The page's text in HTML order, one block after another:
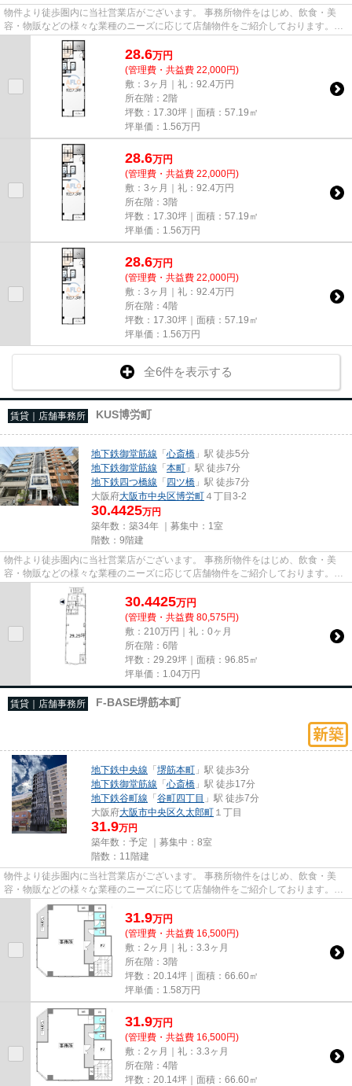
物件より徒歩圏内に当社営業店がございます。 事務所物件をはじめ、飲食・美
容・物販などの様々な業種のニーズに応じて店舗物件をご紹介しております。
尚、弊社ではおとり広告は一切...
28.6万円
(管理費・共益費 22,000円)
敷：3ヶ月｜礼：92.4万円
所在階：2階
坪数：17.30坪｜面積：57.19㎡
坪単価： 1.56万円
28.6万円
(管理費・共益費 22,000円)
敷：3ヶ月｜礼：92.4万円
所在階：3階
坪数：17.30坪｜面積：57.19㎡
坪単価： 1.56万円
28.6万円
(管理費・共益費 22,000円)
敷：3ヶ月｜礼：92.4万円
所在階：4階
坪数：17.30坪｜面積：57.19㎡
坪単価： 1.56万円
全6件を表示する
賃貸｜店舗事務所 KUS博労町
地下鉄御堂筋線 「心斎橋 」駅 徒歩5分
地下鉄御堂筋線 「本町 」駅 徒歩7分
地下鉄四つ橋線 「四ツ橋 」駅 徒歩7分
大阪府大阪市中央区博労町 ４丁目3-2
30.4425万円
築年数：築34年 ｜募集中： 1室
階数：9階建
物件より徒歩圏内に当社営業店がございます。 事務所物件をはじめ、飲食・美
容・物販などの様々な業種のニーズに応じて店舗物件をご紹介しております。
尚、弊社ではおとり広告は一切...
30.4425万円
(管理費・共益費 80,575円)
敷：210万円｜礼：0ヶ月
所在階：6階
坪数：29.29坪｜面積：96.85㎡
坪単価： 1.04万円
賃貸｜店舗事務所 F-BASE堺筋本町
地下鉄中央線 「堺筋本町 」駅 徒歩3分
地下鉄御堂筋線 「心斎橋 」駅 徒歩17分
地下鉄谷町線 「谷町四丁目 」駅 徒歩7分
大阪府大阪市中央区久太郎町 １丁目
31.9万円
築年数：予定 ｜募集中： 8室
階数：11階建
物件より徒歩圏内に当社営業店がございます。 事務所物件をはじめ、飲食・美
容・物販などの様々な業種のニーズに応じて店舗物件をご紹介しております。
尚、弊社ではおとり広告は一切...
31.9万円
(管理費・共益費 16,500円)
敷：2ヶ月｜礼：3.3ヶ月
所在階：3階
坪数：20.14坪｜面積：66.60㎡
坪単価： 1.58万円
31.9万円
(管理費・共益費 16,500円)
敷：2ヶ月｜礼：3.3ヶ月
所在階：4階
坪数：20.14坪｜面積：66.60㎡